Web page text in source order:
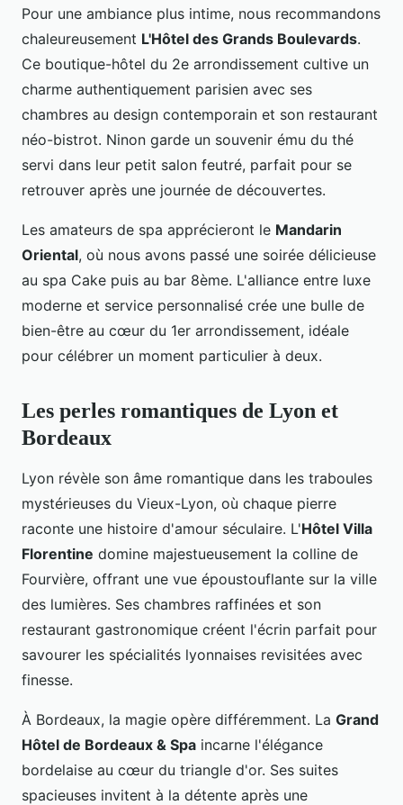
Pour une ambiance plus intime, nous recommandons
chaleureusement L'Hôtel des Grands Boulevards.
Ce boutique-hôtel du 2e arrondissement cultive un
charme authentiquement parisien avec ses
chambres au design contemporain et son restaurant
néo-bistrot. Ninon garde un souvenir ému du thé
servi dans leur petit salon feutré, parfait pour se
retrouver après une journée de découvertes.
Les amateurs de spa apprécieront le Mandarin
Oriental, où nous avons passé une soirée délicieuse
au spa Cake puis au bar 8ème. L'alliance entre luxe
moderne et service personnalisé crée une bulle de
bien-être au cœur du 1er arrondissement, idéale
pour célébrer un moment particulier à deux.
Les perles romantiques de Lyon et
Bordeaux
Lyon révèle son âme romantique dans les traboules
mystérieuses du Vieux-Lyon, où chaque pierre
raconte une histoire d'amour séculaire. L'Hôtel Villa
Florentine domine majestueusement la colline de
Fourvière, offrant une vue époustouflante sur la ville
des lumières. Ses chambres raffinées et son
restaurant gastronomique créent l'écrin parfait pour
savourer les spécialités lyonnaises revisitées avec
finesse.
À Bordeaux, la magie opère différemment. La Grand
Hôtel de Bordeaux & Spa incarne l'élégance
bordelaise au cœur du triangle d'or. Ses suites
spacieuses invitent à la détente après une